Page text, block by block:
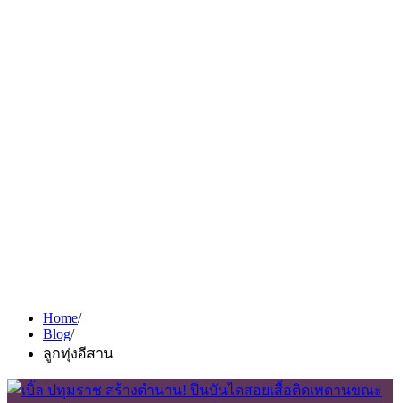
Home
Blog
ลูกทุ่งอีสาน